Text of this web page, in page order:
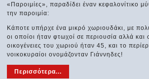
«Παροιμίες», παραδίδει έναν κεφαλονίτικο
την παροιμία:
Κάποτε υπήρχε ένα μικρό χωριουδάκι, με
οι οποίοι ήταν φτωχοί σε περιουσία αλλά και
οικογένειες του χωριού ήταν 45, και το
νοικοκυραίοι ονομάζονταν Γιάννηδες!
Περισσότερα...